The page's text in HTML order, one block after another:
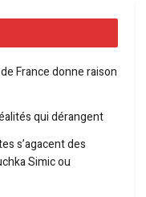
France donne raison
qui dérangent
s’agacent des
Simic ou